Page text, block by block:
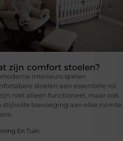
zijn comfort stoelen?
interieurs spelen
stoelen een essentiële rol.
niet alleen functioneel, maar ook
stijlvolle toevoeging aan elke ruimte.
En Tuin